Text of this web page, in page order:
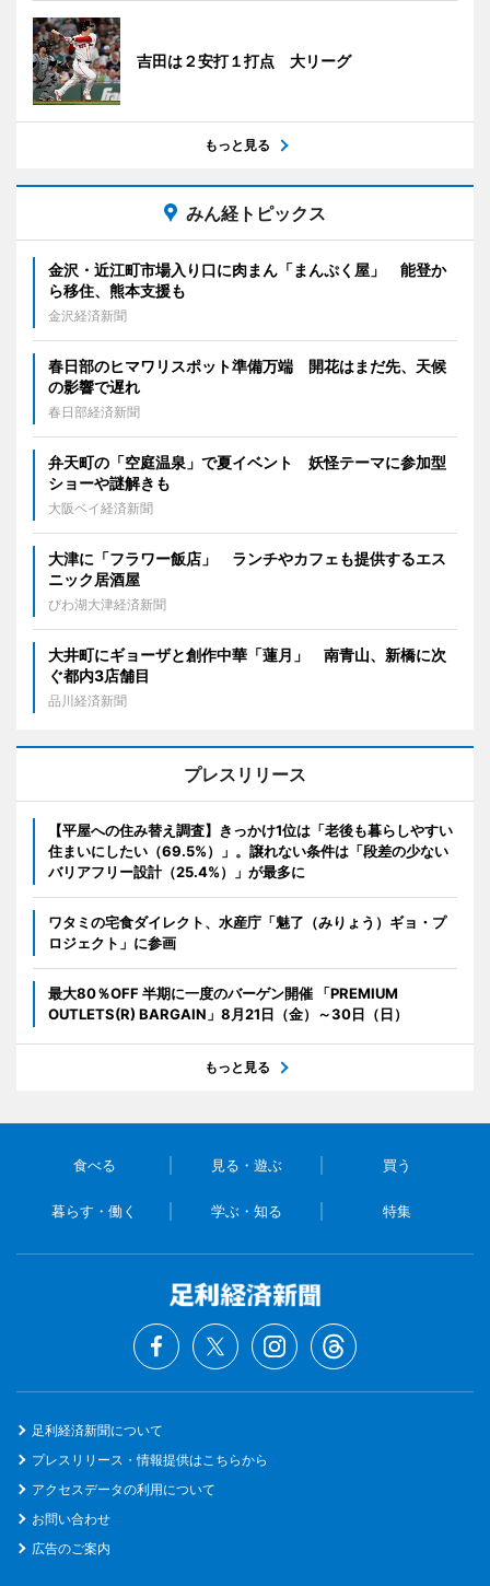
吉田は２安打１打点 大リーグ
もっと見る
みん経トピックス
金沢・近江町市場入り口に肉まん「まんぷく屋」 能登か
ら移住、熊本支援も
金沢経済新聞
春日部のヒマワリスポット準備万端 開花はまだ先、天候
の影響で遅れ
春日部経済新聞
弁天町の「空庭温泉」で夏イベント 妖怪テーマに参加型
ショーや謎解きも
大阪ベイ経済新聞
大津に「フラワー飯店」 ランチやカフェも提供するエス
ニック居酒屋
びわ湖大津経済新聞
大井町にギョーザと創作中華「蓮月」 南青山、新橋に次
ぐ都内3店舗目
品川経済新聞
プレスリリース
【平屋への住み替え調査】きっかけ1位は「老後も暮らしやすい
住まいにしたい（69.5%）」。譲れない条件は「段差の少ない
バリアフリー設計（25.4%）」が最多に
ワタミの宅食ダイレクト、水産庁「魅了（みりょう）ギョ・プ
ロジェクト」に参画
最大80％OFF 半期に一度のバーゲン開催 「PREMIUM
OUTLETS(R) BARGAIN」8月21日（金）～30日（日）
もっと見る
食べる 見る・遊ぶ 買う
暮らす・働く 学ぶ・知る 特集
足利経済新聞について
プレスリリース・情報提供はこちらから
アクセスデータの利用について
お問い合わせ
広告のご案内